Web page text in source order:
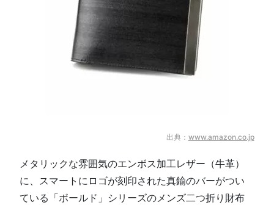
出典： www.amazon.co.jp
メタリックな雰囲気のエンボス加工レザー（牛革）
に、スマートにロゴが刻印された真鍮のバーがつい
ている「ボールド」シリーズのメンズ二つ折り財布